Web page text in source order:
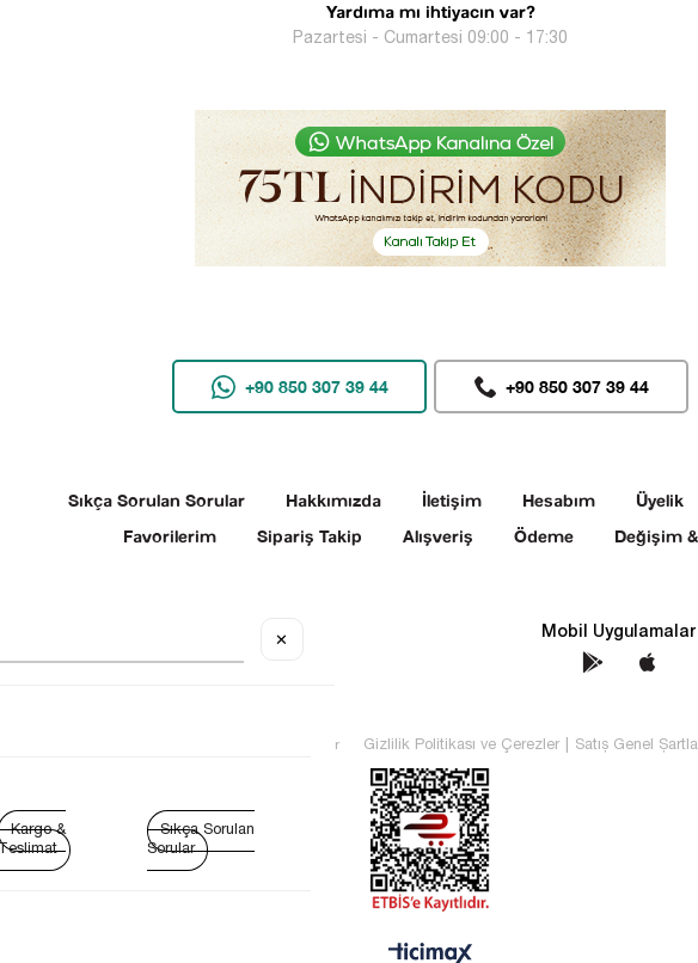
Yardıma mı ihtiyacın var?
Pazartesi - Cumartesi 09:00 - 17:30
+90 850 307 39 44 +90 850 307 39 44
Sıkça Sorulan Sorular Hakkımızda İletişim Hesabım Üyelik
Favorilerim
Sipariş Takip Alışveriş Ödeme Değişim
Sosyal Medya Mobil Uygulamalar
© 2025 SEZGİ TEKİN Tüm hakları saklıdır Gizlilik Politikası ve Çerezler Satış Genel
✕
Kargo &
Teslimat
Sıkça Sorulan
Sorular